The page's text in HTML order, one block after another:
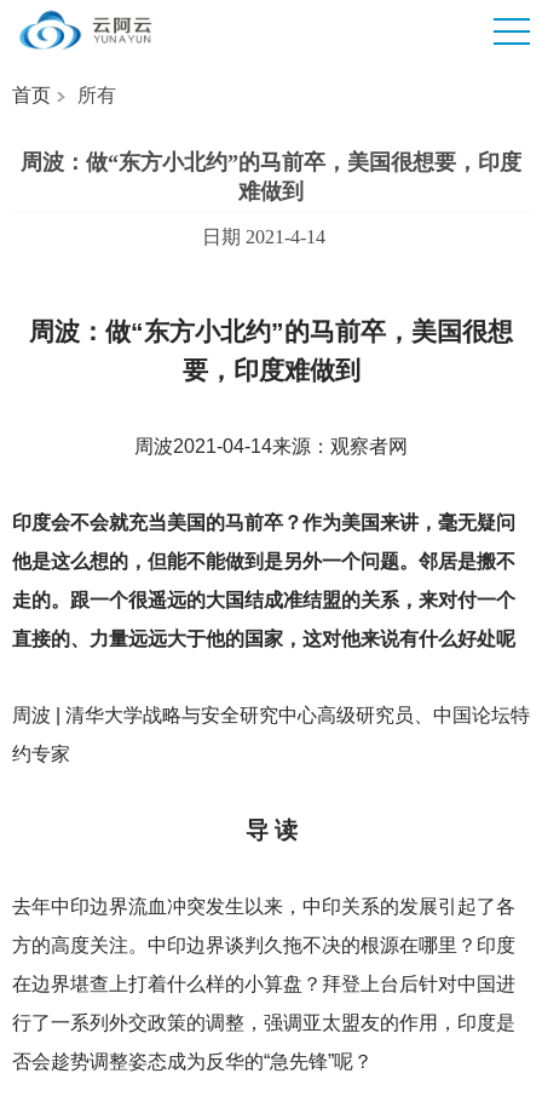
首页 所有
周波：做“东方小北约”的马前卒，美国很想要，印度
难做到
日期 2021-4-14
周波：做“东方小北约”的马前卒，美国很想
要，印度难做到
周波2021-04-14来源：观察者网
印度会不会就充当美国的马前卒？作为美国来讲，毫无疑问
他是这么想的，但能不能做到是另外一个问题。邻居是搬不
走的。跟一个很遥远的大国结成准结盟的关系，来对付一个
直接的、力量远远大于他的国家，这对他来说有什么好处呢
周波 | 清华大学战略与安全研究中心高级研究员、中国论坛特
约专家
导 读
去年中印边界流血冲突发生以来，中印关系的发展引起了各
方的高度关注。中印边界谈判久拖不决的根源在哪里？印度
在边界堪查上打着什么样的小算盘？拜登上台后针对中国进
行了一系列外交政策的调整，强调亚太盟友的作用，印度是
否会趁势调整姿态成为反华的“急先锋”呢？